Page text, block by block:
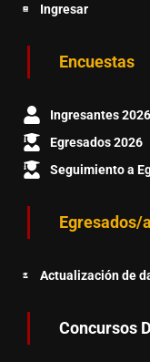
Ingresar
Encuestas
Ingresantes 2026
Egresados 2026
Seguimiento a
Egresados/
Actualización de
Concursos